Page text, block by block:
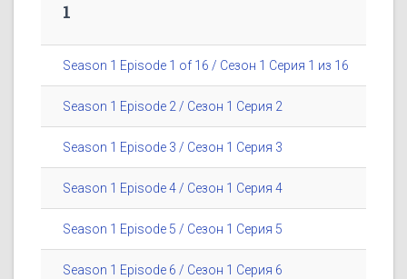
1
Season 1 Episode 1 of 16 / Сезон 1 Серия 1 из 16
Season 1 Episode 2 / Сезон 1 Серия 2
Season 1 Episode 3 / Сезон 1 Серия 3
Season 1 Episode 4 / Сезон 1 Серия 4
Season 1 Episode 5 / Сезон 1 Серия 5
Season 1 Episode 6 / Сезон 1 Серия 6